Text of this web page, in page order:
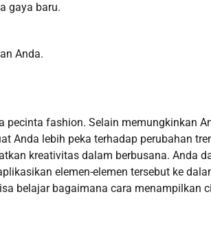
gaya baru.
Anda.
pecinta fashion. Selain memungkinkan
Anda lebih peka terhadap perubahan
kreativitas dalam berbusana. Anda
elemen-elemen tersebut ke
belajar bagaimana cara menampilkan